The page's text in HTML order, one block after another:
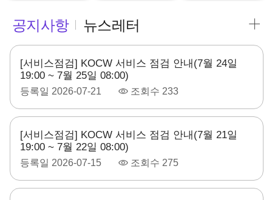
공지사항 뉴스레터
[서비스점검] KOCW 서비스 점검 안내(7월 24일
19:00 ~ 7월 25일 08:00)
등록일 2026-07-21 조회수 233
[서비스점검] KOCW 서비스 점검 안내(7월 21일
19:00 ~ 7월 22일 08:00)
등록일 2026-07-15 조회수 275